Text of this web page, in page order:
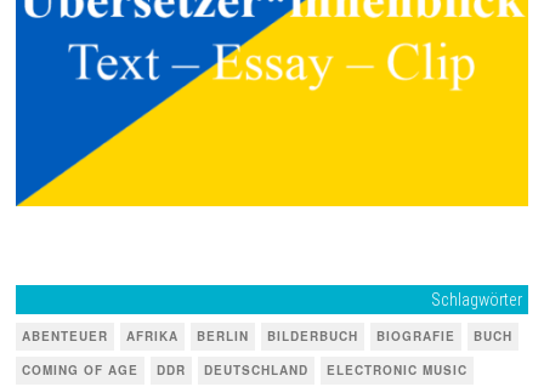
Schlagwörter
ABENTEUER AFRIKA BERLIN BILDERBUCH BIOGRAFIE
BUCH
COMING OF AGE
DDR DEUTSCHLAND
ELECTRONIC MUSIC